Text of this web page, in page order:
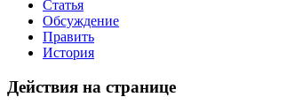
Статья
Обсуждение
Править
История
Действия на странице